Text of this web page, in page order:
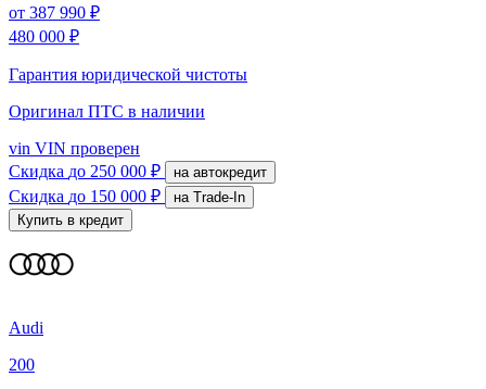
от 387 990 ₽
480 000 ₽
Гарантия юридической чистоты
Оригинал ПТС в наличии
vin VIN проверен
Скидка до 250 000 ₽ на автокредит
Скидка до 150 000 ₽
на Trade-In
Купить в кредит
Audi
200